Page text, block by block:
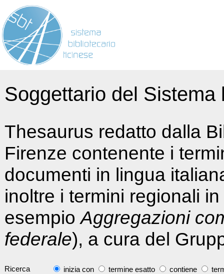
Soggettario del
Thesaurus redatto dalla
Firenze contenente i
documenti in lingua
inoltre i termini regionali
esempioAggregazioni
federale), a cura del
Ricerca inizia con termine esatto contiene